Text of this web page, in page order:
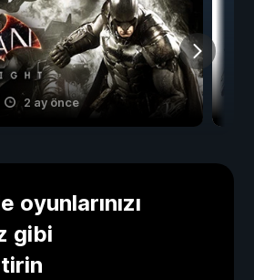
2 ay önce
oyunlarınızı
gibi